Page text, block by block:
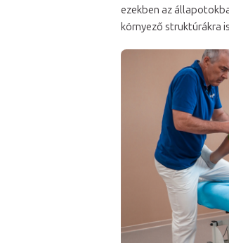
ezekben az
környező struktúrákra